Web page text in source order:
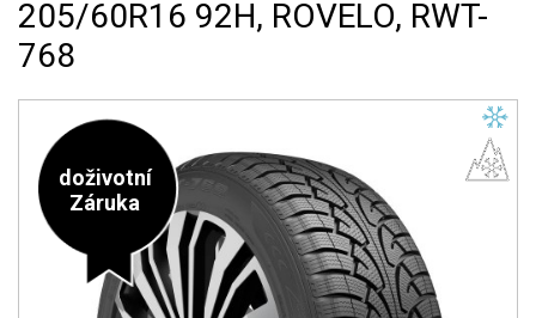
205/60R16 92H, ROVELO, RWT-
768
doživotní
Záruka